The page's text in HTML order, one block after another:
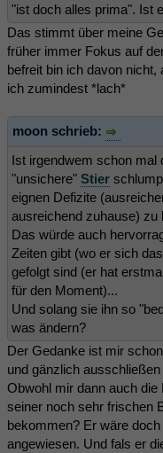
"ist doch alles prima". Ist
Das stimmt über meine
früher immer Fokus auf
befreit bin ich davon
ich zumindest *lach*
moon schrieb:
Ist irgendwem schon mal
"unsichere" Stier
eignen Defizite
ausreichend zuhause) zu
Das würde auch
Zeiten gibt (wo er sich
gefolgt sind (er hat
für den Moment)...
Und solang sie ihn so
was ändern?
Der Gedanke ist mir
und gänzlich
Obwohl mir dann auch
seiner noch sehr frischen
bekommen? Er wäre
angewiesen. Und fals er